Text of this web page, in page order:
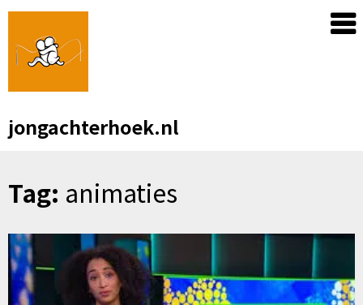
Skip
content
jongachterhoek.nl
Tag: animaties